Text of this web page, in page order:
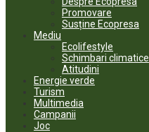
Promovare
Susține Ecopresa
Mediu
Ecolifestyle
Schimbari climatice
Atitudini
Energie verde
Turism
Multimedia
Campanii
Joc